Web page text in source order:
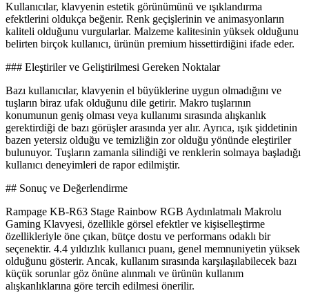
Kullanıcılar, klavyenin estetik görünümünü ve ışıklandırma
efektlerini oldukça beğenir. Renk geçişlerinin ve animasyonların
kaliteli olduğunu vurgularlar. Malzeme kalitesinin yüksek olduğunu
belirten birçok kullanıcı, ürünün premium hissettirdiğini ifade eder.
### Eleştiriler ve Geliştirilmesi Gereken Noktalar
Bazı kullanıcılar, klavyenin el büyüklerine uygun olmadığını ve
tuşların biraz ufak olduğunu dile getirir. Makro tuşlarının
konumunun geniş olması veya kullanımı sırasında alışkanlık
gerektirdiği de bazı görüşler arasında yer alır. Ayrıca, ışık şiddetinin
bazen yetersiz olduğu ve temizliğin zor olduğu yönünde eleştiriler
bulunuyor. Tuşların zamanla silindiği ve renklerin solmaya başladığı
kullanıcı deneyimleri de rapor edilmiştir.
## Sonuç ve Değerlendirme
Rampage KB-R63 Stage Rainbow RGB Aydınlatmalı Makrolu
Gaming Klavyesi, özellikle görsel efektler ve kişiselleştirme
özellikleriyle öne çıkan, bütçe dostu ve performans odaklı bir
seçenektir. 4.4 yıldızlık kullanıcı puanı, genel memnuniyetin yüksek
olduğunu gösterir. Ancak, kullanım sırasında karşılaşılabilecek bazı
küçük sorunlar göz önüne alınmalı ve ürünün kullanım
alışkanlıklarına göre tercih edilmesi önerilir.